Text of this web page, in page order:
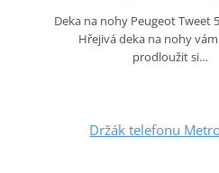
Deka na nohy Peugeot Tweet
Hřejivá deka na nohy
prodloužit si…
Držák telefonu